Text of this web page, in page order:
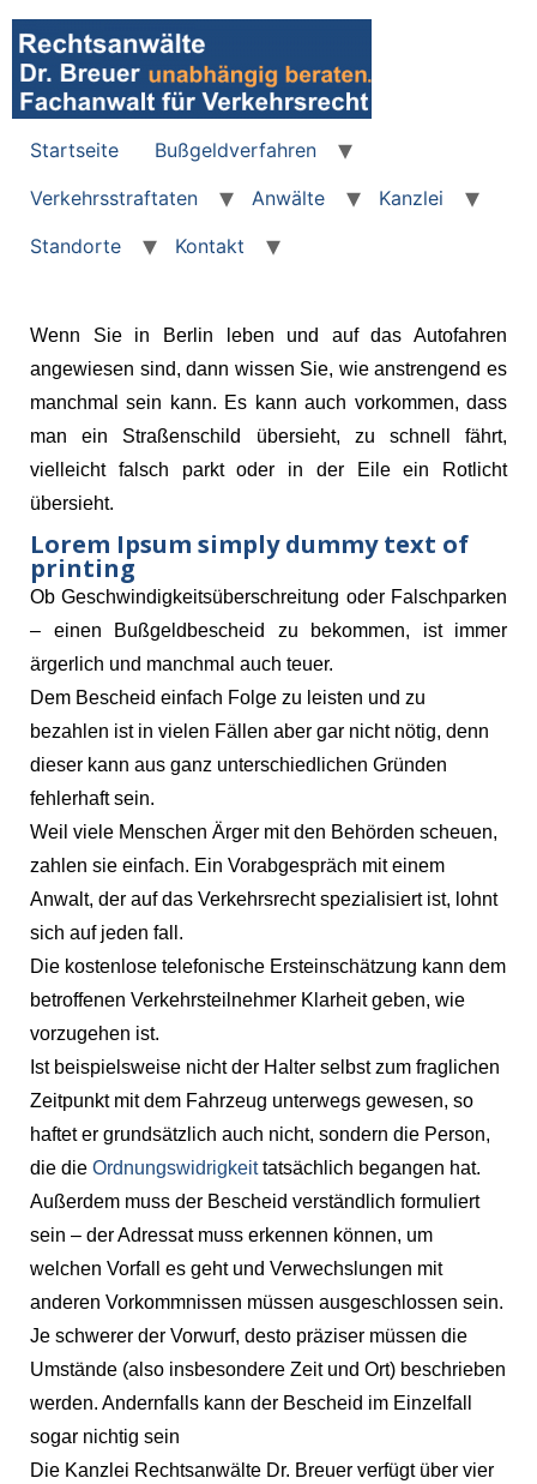
Startseite
Bußgeldverfahren
Verkehrsstraftaten
Anwälte
Kanzlei
Standorte
Kontakt
Wenn Sie in Berlin leben und auf das Autofahren
angewiesen sind, dann wissen Sie, wie anstrengend es
manchmal sein kann. Es kann auch vorkommen, dass
man ein Straßenschild übersieht, zu schnell fährt,
vielleicht falsch parkt oder in der Eile ein Rotlicht
übersieht.
Lorem Ipsum simply dummy text of
printing
Ob Geschwindigkeitsüberschreitung oder Falschparken
– einen Bußgeldbescheid zu bekommen, ist immer
ärgerlich und manchmal auch teuer.
Dem Bescheid einfach Folge zu leisten und zu
bezahlen ist in vielen Fällen aber gar nicht nötig, denn
dieser kann aus ganz unterschiedlichen Gründen
fehlerhaft sein.
Weil viele Menschen Ärger mit den Behörden scheuen,
zahlen sie einfach. Ein Vorabgespräch mit einem
Anwalt, der auf das Verkehrsrecht spezialisiert ist, lohnt
sich auf jeden fall.
Die kostenlose telefonische Ersteinschätzung kann dem
betroffenen Verkehrsteilnehmer Klarheit geben, wie
vorzugehen ist.
Ist beispielsweise nicht der Halter selbst zum fraglichen
Zeitpunkt mit dem Fahrzeug unterwegs gewesen, so
haftet er grundsätzlich auch nicht, sondern die Person,
die die Ordnungswidrigkeittatsächlich begangen hat.
Außerdem muss der Bescheid verständlich formuliert
sein – der Adressat muss erkennen können, um
welchen Vorfall es geht und Verwechslungen mit
anderen Vorkommnissen müssen ausgeschlossen sein.
Je schwerer der Vorwurf, desto präziser müssen die
Umstände (also insbesondere Zeit und Ort) beschrieben
werden. Andernfalls kann der Bescheid im Einzelfall
sogar nichtig sein
Die Kanzlei Rechtsanwälte Dr. Breuer verfügt über vier